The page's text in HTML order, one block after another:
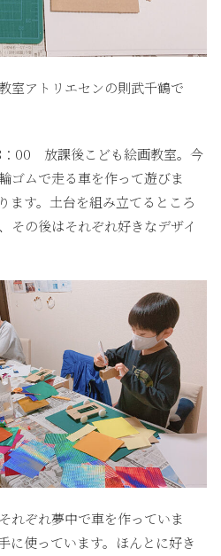
室アトリエセンの則武千鶴で
：00 放課後こども絵画教室。今
ゴムで走る車を作って遊びま
ます。土台を組み立てるところ
その後はそれぞれ好きなデザイ
れぞれ夢中で車を作っていま
に使っています。ほんとに好き